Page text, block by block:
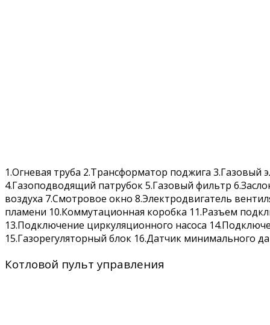
1.Огневая труба 2.Трансформатор поджига 3.Газовый
4.Газоподводящий патрубок 5.Газовый фильтр
воздуха 7.Смотровое окно 8.Электродвигатель
пламени 10.Коммутационная коробка 11.Разъем
13.Подключение циркуляционного насоса
15.Газорегуляторный блок 16.Датчик минимального
Котловой пульт управления